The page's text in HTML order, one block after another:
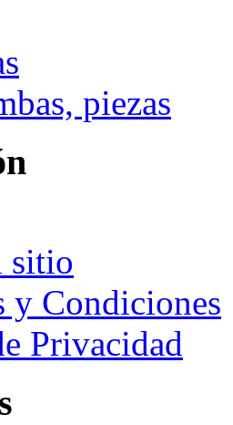
piezas
sitio
y Condiciones
Privacidad